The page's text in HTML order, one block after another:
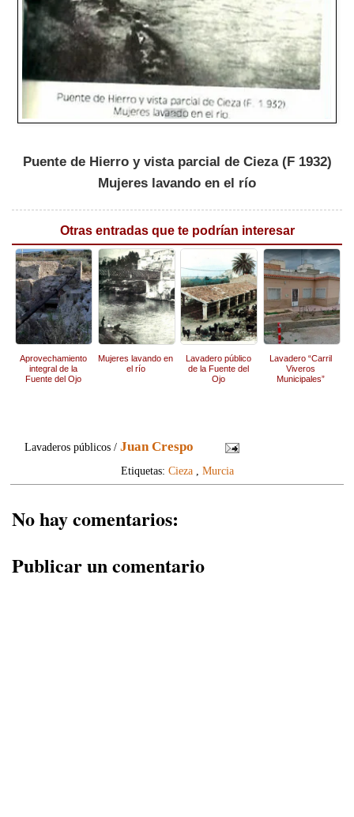
Puente de Hierro y vista parcial de Cieza (F 1932)
Mujeres lavando en el río
Otras entradas que te podrían interesar
Aprovechamiento
integral de la
Fuente del Ojo
Mujeres lavando en
el río
Lavadero público
de la Fuente del
Ojo
Lavadero “Carril
Viveros
Municipales”
Lavaderos públicos /Juan Crespo
Etiquetas: Cieza, Murcia
No hay comentarios:
Publicar un comentario